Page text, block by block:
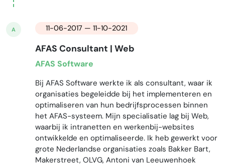
A 11-06-2017 — 11-10-2021
AFAS Consultant | Web
AFAS Software
Bij AFAS Software werkte ik als consultant, waar ik
organisaties begeleidde bij het implementeren en
optimaliseren van hun bedrijfsprocessen binnen
het AFAS-systeem. Mijn specialisatie lag bij Web,
waarbij ik intranetten en werkenbij-websites
ontwikkelde en optimaliseerde. Ik heb gewerkt voor
grote Nederlandse organisaties zoals Bakker Bart,
Makerstreet, OLVG, Antoni van Leeuwenhoek